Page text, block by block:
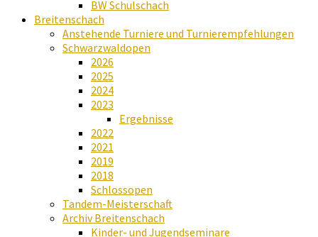
BW Schulschach
Breitenschach
Anstehende Turniere und Turnierempfehlungen
Schwarzwaldopen
2026
2025
2024
2023
Ergebnisse
2022
2021
2019
2018
Schlossopen
Tandem-Meisterschaft
Archiv Breitenschach
Kinder- und Jugendseminare